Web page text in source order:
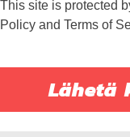
This site is protected
Policy and Terms of